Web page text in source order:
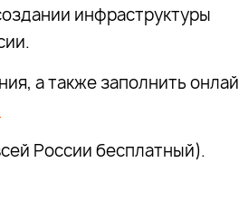
инфраструктуры
а также заполнить
России бесплатный).